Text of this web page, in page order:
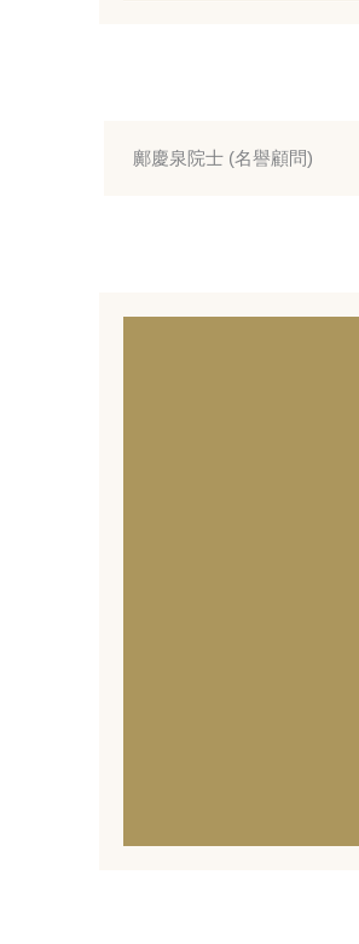
鄺慶泉院士 (名譽顧問)